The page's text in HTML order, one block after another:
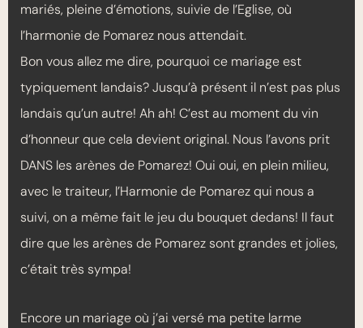
mariés, pleine d’émotions, suivie de l’Eglise, où
l’harmonie de Pomarez nous attendait.
Bon vous allez me dire, pourquoi ce mariage est
typiquement landais? Jusqu’à présent il n’est pas plus
landais qu’un autre! Ah ah! C’est au moment du vin
d’honneur que cela devient original. Nous l’avons prit
DANS les arènes de Pomarez! Oui oui, en plein milieu,
avec le traiteur, l’Harmonie de Pomarez qui nous a
suivi, on a même fait le jeu du bouquet dedans! Il faut
dire que les arènes de Pomarez sont grandes et jolies,
c’était très sympa!
Encore un mariage où j’ai versé ma petite larme